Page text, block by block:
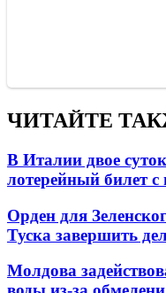
ЧИТАЙТЕ
В Италии двое
лотерейный билет
Орден для
Туска завершить
Молдова